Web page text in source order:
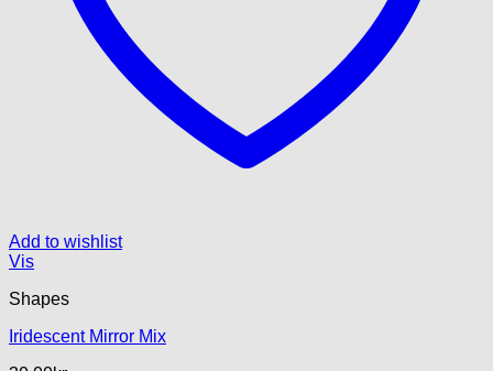
Add to wishlist
Vis
Shapes
Iridescent Mirror Mix